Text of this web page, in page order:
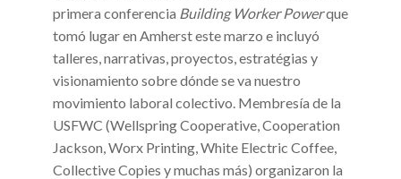
primera conferencia Building Worker Powerque
tomó lugar en Amherst este marzo e incluyó
talleres, narrativas, proyectos, estratégias y
visionamiento sobre dónde se va nuestro
movimiento laboral colectivo. Membresía de la
USFWC (Wellspring Cooperative, Cooperation
Jackson, Worx Printing, White Electric Coffee,
Collective Copies y muchas más) organizaron la